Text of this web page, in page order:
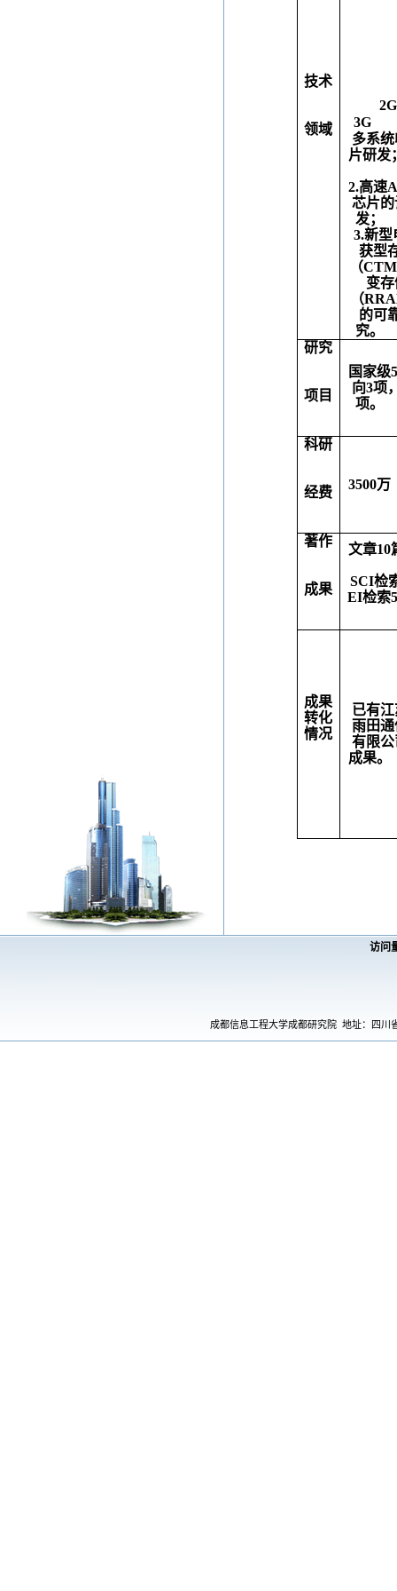
技术
领域
2G
3G
多系
片研发
2.高速
芯片
发；
3.新型
获型
（CTM
变
（
的可
究。
研究
项目
国家级5
向3项
项。
科研
经费
3500万
著作
成果
文章10
SCI检
EI检索
成果
转化
情况
已有
雨田
有限
成果。
访问
成都信息工程大学成都研究院 地址：四川